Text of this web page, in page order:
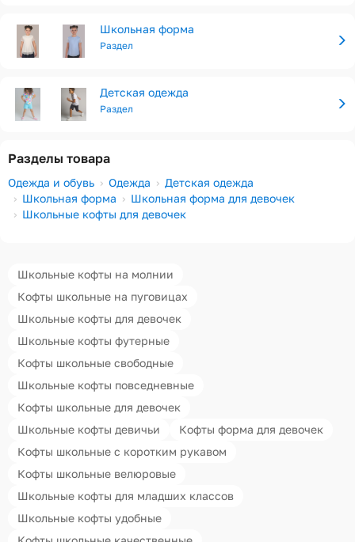
Школьная форма
Раздел
Детская одежда
Раздел
Разделы товара
Одежда и обувь Одежда
Детская одежда
Школьная форма
Школьная форма для девочек
Школьные кофты для девочек
Школьные кофты на молнии
Кофты школьные на пуговицах
Школьные кофты для девочек
Школьные кофты футерные
Кофты школьные свободные
Школьные кофты повседневные
Кофты школьные для девочек
Школьные кофты девичьи
Кофты форма для девочек
Кофты школьные с коротким рукавом
Кофты школьные велюровые
Школьные кофты для младших классов
Школьные кофты удобные